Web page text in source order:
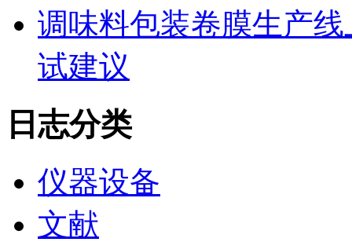
调味料包装卷膜生产
试建议
日志分类
仪器设备
文献